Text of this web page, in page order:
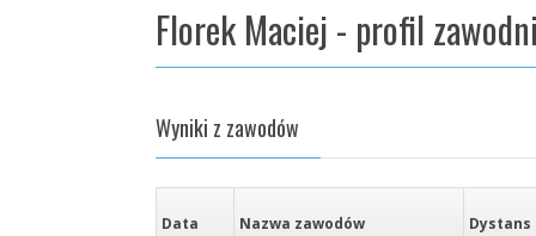
Florek Maciej - profil
Wyniki z zawodów
Data Nazwa zawodów Dystans